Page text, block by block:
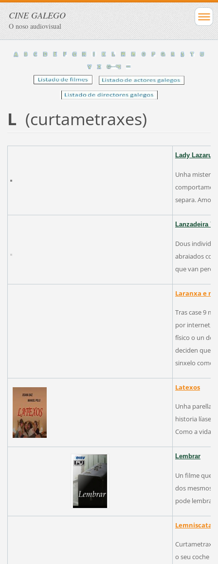
CINE GALEGO
O noso audiovisual
L (curtametraxes)
Lady Lazarus
Unha
separa. Amor
Lanzadeira 7
Dous
abraiados co
que van
Laranxa e
Tras case 9
por internet,
físico o un do
deciden
sinxelo como
Latexos
Unha parella
historia líase
Como a vida
Lembrar
Un filme que
dos mesmos
pode lembrar
Lemniscata
Curtametraxe
o seu coche